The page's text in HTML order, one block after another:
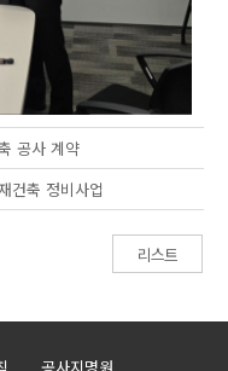
공사 계약
건축 정비사업
리스트